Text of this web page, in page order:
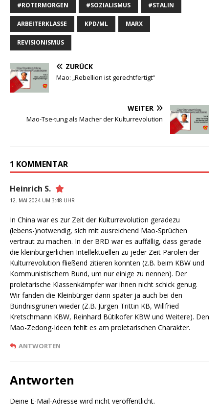
#ROTERMORGEN #SOZIALISMUS #STALIN
ARBEITERKLASSE KPD/ML MARX
REVISIONISMUS
ZURÜCK
Mao: „Rebellion ist gerechtfertigt“
WEITER
Mao-Tse-tung als Macher der Kulturrevolution
1 KOMMENTAR
Heinrich S.
12. MAI 2024 UM 3:48 UHR
In China war es zur Zeit der Kulturrevolution geradezu
(lebens-)notwendig, sich mit ausreichend Mao-Sprüchen
vertraut zu machen. In der BRD war es auffällig, dass gerade
die kleinbürgerlichen Intellektuellen zu jeder Zeit Parolen der
Kulturrevolution fließend zitieren konnten (z.B. beim KBW und
Kommunistischem Bund, um nur einige zu nennen). Der
proletarische Klassenkämpfer war ihnen nicht schick genug.
Wir fanden die Kleinbürger dann später ja auch bei den
Bündnisgrünen wieder (Z.B. Jürgen Trittin KB, Willfried
Kretschmann KBW, Reinhard Bütikofer KBW und Weitere). Den
Mao-Zedong-Ideen fehlt es am proletarischen Charakter.
ANTWORTEN
Antworten
Deine E-Mail-Adresse wird nicht veröffentlicht.